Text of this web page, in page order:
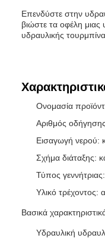
Επενδύστε στην
βιώστε τα οφέλη μιας
υδραυλικής
Ονομασία
Αριθμός
Εισαγωγή νερού:
Σχήμα διάταξης:
Τύπος
Υλικό τρέχοντος:
Βασικά
Υδραυλική